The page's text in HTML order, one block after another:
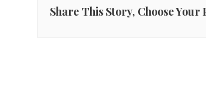
Share This Story, Choose